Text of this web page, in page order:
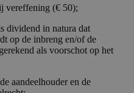
vereffening (€ 50);
dividend in natura dat
op de inbreng en/of de
als voorschot op het
aandeelhouder en de